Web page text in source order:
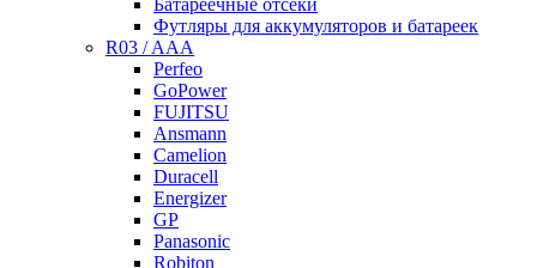
Батареечные отсеки
Футляры для аккумуляторов и батареек
R03 / AAA
Perfeo
GoPower
FUJITSU
Ansmann
Camelion
Duracell
Energizer
GP
Panasonic
Robiton